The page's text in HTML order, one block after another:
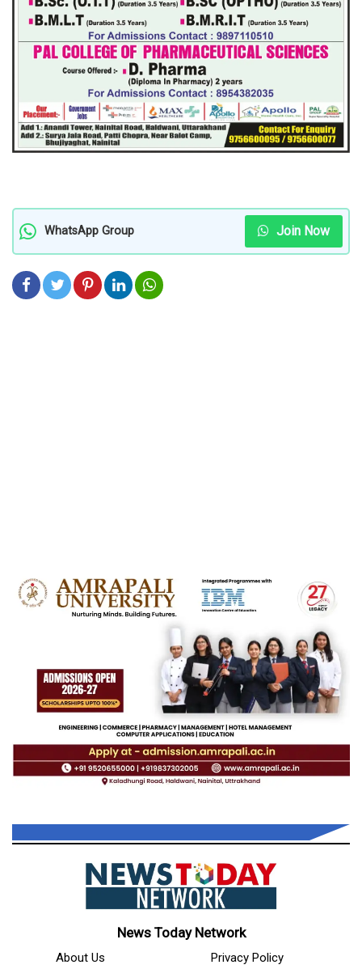
WhatsApp Group Join Now
News Today Network
About Us Privacy Policy